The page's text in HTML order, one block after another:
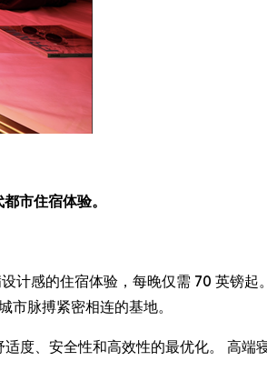
市住宿体验。
感的住宿体验，每晚仅需 70 英镑起
脉搏紧密相连的基地。
度、安全性和高效性的最优化。 高端